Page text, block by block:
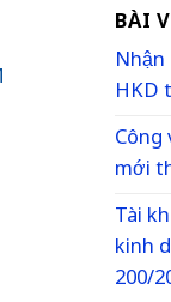
BÀI
HKD
mới
Tài
kinh
200/